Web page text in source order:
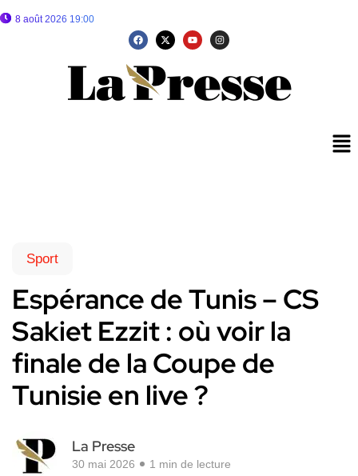
8 août 2026 19:00
Sport
Espérance de Tunis – CS
Sakiet Ezzit : où voir la
finale de la Coupe de
Tunisie en live ?
La Presse
30 mai 2026 1 min de lecture